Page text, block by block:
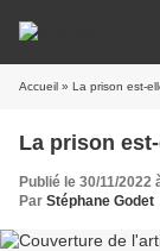
Accueil » La prison est-
La prison
Publié le 30/11/2022
Par Stéphane Godet